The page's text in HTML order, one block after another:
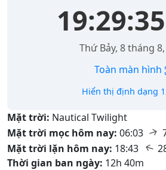
19:29:36
Thứ Bảy, 8 tháng
Toàn màn hình
Hiển thị định dạng
Mặt trời: Nautical Twilight
Mặt trời mọc hôm nay: 06:03 ↑
Mặt trời lặn hôm nay: 18:43 ↑
Thời gian ban ngày: 12h 40m